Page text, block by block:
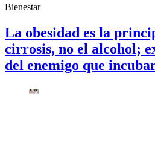
Bienestar
La obesidad es la
cirrosis, no el alcohol;
del enemigo que